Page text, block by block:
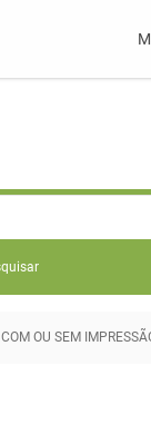
COM OU SEM